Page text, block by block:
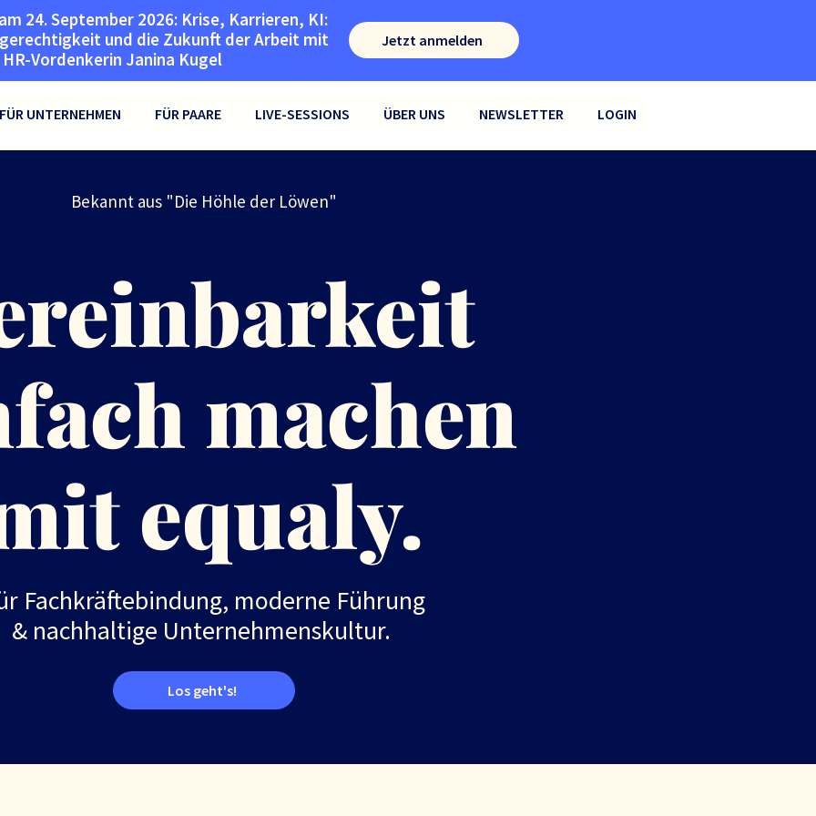
24. September 2026: Krise, Karrieren, KI:
und die Zukunft der Arbeit mit
HR-Vordenkerin Janina Kugel
Jetzt anmelden
FÜR UNTERNEHMEN FÜR PAARE LIVE-SESSIONS ÜBER UNS NEWSLETTER LOGIN
Bekannt aus "Die Höhle der Löwen"
machen
equaly.
Fachkräftebindung, moderne Führung
& nachhaltige Unternehmenskultur.
Los geht's!